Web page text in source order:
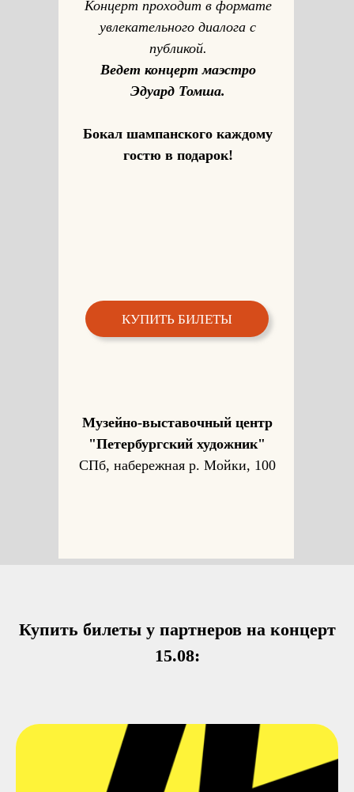
Музейно-выставочный центр
"Петербургский художник"
СПб, набережная р. Мойки, 100
Концерт проходит в формате
увлекательного диалога с
публикой.
Ведет концерт маэстро
Эдуард Томша.
Бокал шампанского каждому
гостю в подарок!
КУПИТЬ БИЛЕТЫ
Купить билеты у партнеров на концерт
15.08: